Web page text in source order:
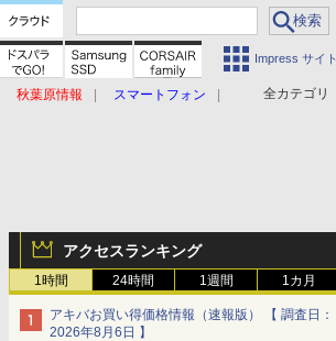
Impress サイト
全カテゴリ
秋葉原情報
スマートフォン
アクセスランキング
1時間 24時間 1週間 1カ月
アキバお買い得価格情報（速報版） 【 調査日：
2026年8月6日 】